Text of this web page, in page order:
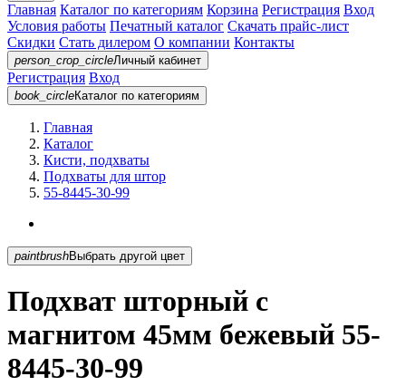
Главная Каталог по категориям Корзина Регистрация Вход
Условия работы Печатный каталог Скачать прайс-лист
Скидки Стать дилером О компании Контакты
person_crop_circleЛичный кабинет
Регистрация Вход
book_circleКаталог по категориям
Главная
Каталог
Кисти, подхваты
Подхваты для штор
55-8445-30-99
paintbrush Выбрать другой цвет
Подхват шторный с
магнитом 45мм бежевый 55-
8445-30-99